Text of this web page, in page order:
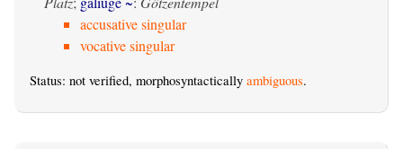
accusative singular
vocative singular
Status: not verified, morphosyntactically ambiguous.